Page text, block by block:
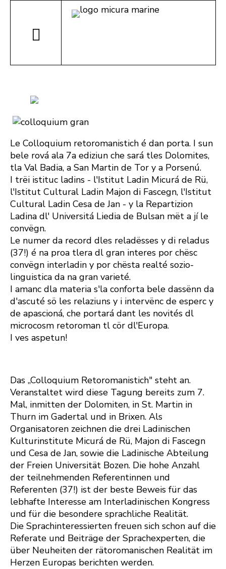
Le Colloquium retoromanistich é dan porta. I sun
bele rová ala 7a ediziun che sará tles Dolomites,
tla Val Badia, a San Martin de Tor y a Porsenú.
I trëi istituc ladins - l'Istitut Ladin Micurá de Rü,
l'Istitut Cultural Ladin Majon di Fascegn, l'Istitut
Cultural Ladin Cesa de Jan - y la Repartizion
Ladina dl' Universitá Liedia de Bulsan mët a jí le
convëgn.
Le numer da record dles reladësses y di reladus
(37!) é na proa tlera dl gran interes por chësc
convëgn interladin y por chësta realté sozio-
linguistica da na gran varieté.
I amanc dla materia s'la conforta bele dassënn da
d'ascuté sö les relaziuns y i intervënc de esperc y
de apascioná, che portará dant les novités dl
microcosm retoroman tl cör dl'Europa.
I ves aspetun!
Das „Colloquium Retoromanistich" steht an.
Veranstaltet wird diese Tagung bereits zum 7.
Mal, inmitten der Dolomiten, in St. Martin in
Thurn im Gadertal und in Brixen. Als
Organisatoren zeichnen die drei Ladinischen
Kulturinstitute Micurá de Rü, Majon di Fascegn
und Cesa de Jan, sowie die Ladinische Abteilung
der Freien Universität Bozen. Die hohe Anzahl
der teilnehmenden Referentinnen und
Referenten (37!) ist der beste Beweis für das
lebhafte Interesse am Interladinischen Kongress
und für die besondere sprachliche Realität.
Die Sprachinteressierten freuen sich schon auf die
Referate und Beiträge der Sprachexperten, die
über Neuheiten der rätoromanischen Realität im
Herzen Europas berichten werden.